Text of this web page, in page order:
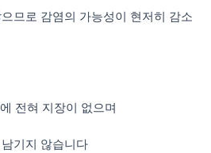
므로 감염의 가능성이 현저히 감소
전혀 지장이 없으며
기지 않습니다